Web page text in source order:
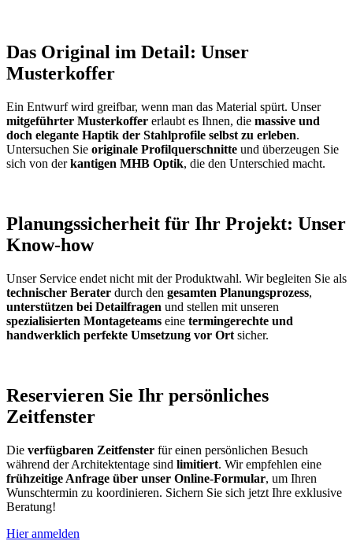
Das Original im Detail: Unser
Musterkoffer
Ein Entwurf wird greifbar, wenn man das Material spürt. Unser
mitgeführter Musterkoffer erlaubt es Ihnen, die massive und
doch elegante Haptik der Stahlprofile selbst zu erleben.
Untersuchen Sie originale Profilquerschnitte und überzeugen Sie
sich von derkantigen MHB Optik, die den Unterschied macht.
Planungssicherheit für Ihr Projekt: Unser
Know-how
Unser Service endet nicht mit der Produktwahl. Wir begleiten Sie als
technischer Berater durch den gesamten Planungsprozess,
unterstützen bei Detailfragen und stellen mit unseren
spezialisierten Montageteams eine termingerechte und
handwerklich perfekte Umsetzung vor Ort sicher.
Reservieren Sie Ihr persönliches
Zeitfenster
Die verfügbaren Zeitfenster für einen persönlichen Besuch
während der Architektentage sind limitiert. Wir empfehlen eine
frühzeitige Anfrage über unser Online-Formular, um Ihren
Wunschtermin zu koordinieren. Sichern Sie sich jetzt Ihre exklusive
Beratung!
Hier anmelden